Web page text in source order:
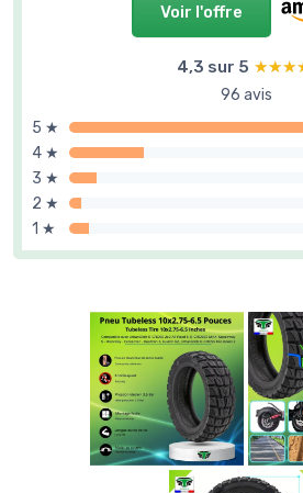
Voir l'offre
4,3 sur 5
96 avis
5 ★
4 ★
3 ★
2 ★
1 ★